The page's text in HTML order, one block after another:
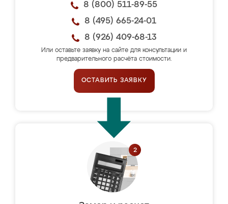
8 (800) 511-89-55
8 (495) 665-24-01
8 (926) 409-68-13
Или оставьте заявку на сайте для консультации и
предварительного расчёта стоимости.
ОСТАВИТЬ ЗАЯВКУ